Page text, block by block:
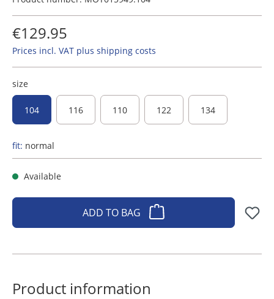
€129.95
Prices incl. VAT plus shipping costs
size
104 116 110 122 134
fit: normal
Available
ADD TO BAG
Product information